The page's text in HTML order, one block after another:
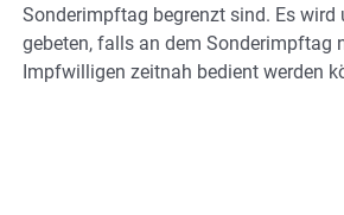
Sonderimpftag begrenzt sind. Es wird
gebeten, falls an dem Sonderimpftag
Impfwilligen zeitnah bedient werden